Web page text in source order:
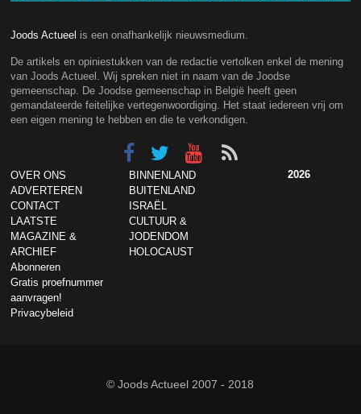
Joods Actueel is een onafhankelijk nieuwsmedium.
De artikels en opiniestukken van de redactie vertolken enkel de mening
van Joods Actueel. Wij spreken niet in naam van de Joodse
gemeenschap. De Joodse gemeenschap in België heeft geen
gemandateerde feitelijke vertegenwoordiging. Het staat iedereen vrij om
een eigen mening te hebben en die te verkondigen.
OVER ONS
ADVERTEREN
CONTACT
LAATSTE
MAGAZINE &
ARCHIEF
Abonneren
Gratis proefnummer
aanvragen!
Privacybeleid
BINNENLAND
BUITENLAND
ISRAËL
CULTUUR &
JODENDOM
HOLOCAUST
2026
© Joods Actueel 2007 - 2018